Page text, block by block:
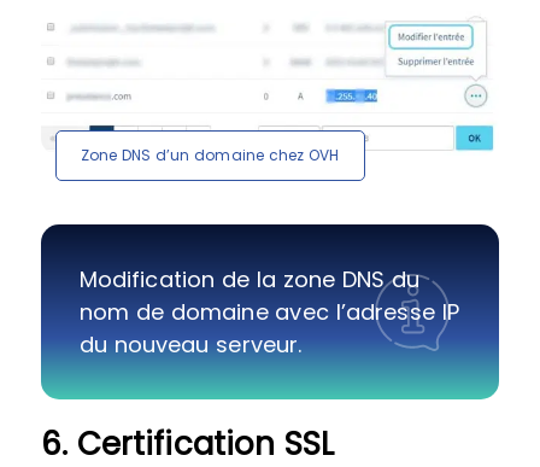
Zone DNS d’un domaine chez OVH
Modification de la zone DNS du
nom de domaine avec l’adresse IP
du nouveau serveur.
6. Certification SSL